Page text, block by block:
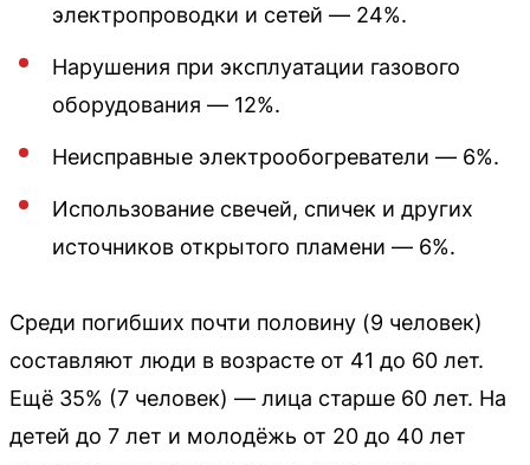
электропроводки и сетей — 24%.
Нарушения при эксплуатации газового
оборудования — 12%.
Неисправные электрообогреватели — 6%.
Использование свечей, спичек и других
источников открытого пламени — 6%.
Среди погибших почти половину (9 человек)
составляют люди в возрасте от 41 до 60 лет.
Ещё 35% (7 человек) — лица старше 60 лет. На
детей до 7 лет и молодёжь от 20 до 40 лет